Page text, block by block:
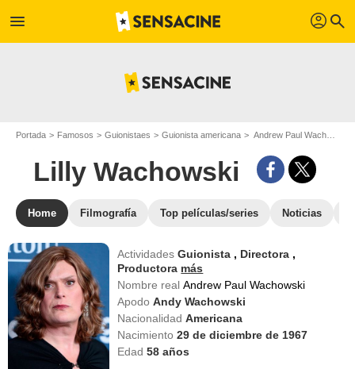
menu profil search
Portada Famosos Guionistaes Guionista americana Andrew Paul Wachowski - Apodo : Lilly Wachowski
Lilly Wachowski
Home Filmografía Top películas/series Noticias
ActividadesGuionista , Directora ,
Productora más
Nombre realAndrew Paul Wachowski
ApodoAndy Wachowski
NacionalidadAmericana
Nacimiento29 de diciembre de 1967
Edad58 años